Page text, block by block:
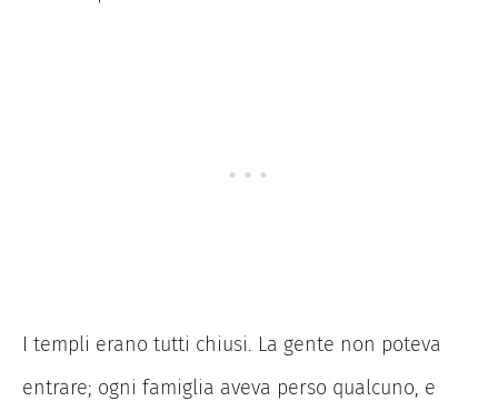
I templi erano tutti chiusi. La gente non poteva
entrare; ogni famiglia aveva perso qualcuno, e